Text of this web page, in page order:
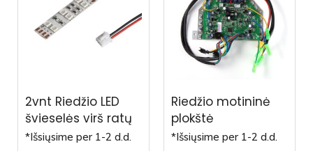
2vnt Riedžio LED
švieselės virš ratų
*Išsiųsime per 1-2 d.d.
Riedžio motininė
plokštė
*Išsiųsime per 1-2 d.d.